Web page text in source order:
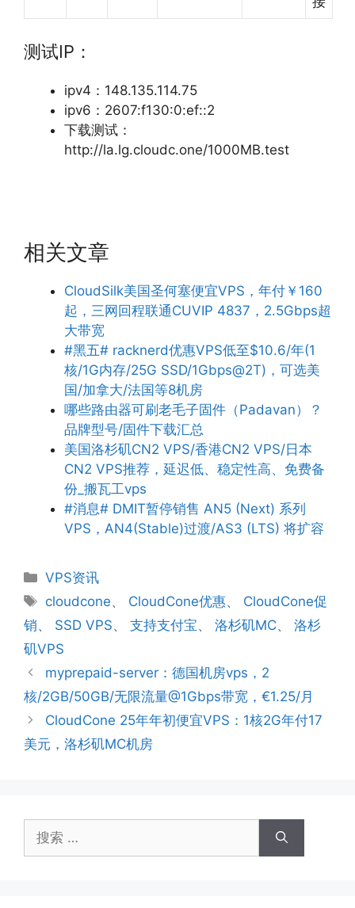
测试IP：
ipv4：148.135.114.75
ipv6：2607:f130:0:ef::2
下载测试：
http://la.lg.cloudc.one/1000MB.test
相关文章
CloudSilk美国圣何塞便宜VPS，年付￥160
起，三网回程联通CUVIP 4837，2.5Gbps超
大带宽
#黑五# racknerd优惠VPS低至$10.6/年(1
核/1G内存/25G SSD/1Gbps@2T)，可选美
国/加拿大/法国等8机房
哪些路由器可刷老毛子固件（Padavan）？
品牌型号/固件下载汇总
美国洛杉矶CN2 VPS/香港CN2 VPS/日本
CN2 VPS推荐，延迟低、稳定性高、免费备
份_搬瓦工vps
#消息# DMIT暂停销售 AN5 (Next) 系列
VPS，AN4(Stable)过渡/AS3 (LTS) 将扩容
分
类
VPS资讯
标
签
cloudcone、 CloudCone优惠、 CloudCone促
销、 SSD VPS、 支持支付宝、 洛杉矶MC、 洛杉
矶VPS
myprepaid-server：德国机房vps，2
核/2GB/50GB/无限流量@1Gbps带宽，€1.25/月
CloudCone 25年年初便宜VPS：1核2G年付17
美元，洛杉矶MC机房
索：